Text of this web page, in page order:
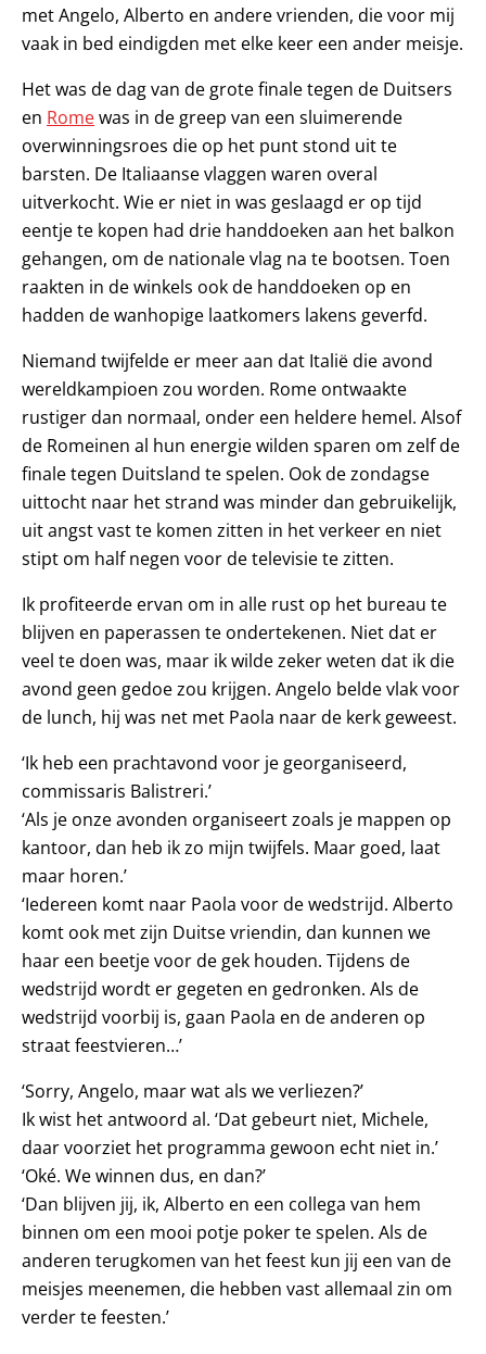
met Angelo, Alberto en andere vrienden, die voor mij
vaak in bed eindigden met elke keer een ander meisje.
Het was de dag van de grote finale tegen de Duitsers
en Romewas in de greep van een sluimerende
overwinningsroes die op het punt stond uit te
barsten. De Italiaanse vlaggen waren overal
uitverkocht. Wie er niet in was geslaagd er op tijd
eentje te kopen had drie handdoeken aan het balkon
gehangen, om de nationale vlag na te bootsen. Toen
raakten in de winkels ook de handdoeken op en
hadden de wanhopige laatkomers lakens geverfd.
Niemand twijfelde er meer aan dat Italië die avond
wereldkampioen zou worden. Rome ontwaakte
rustiger dan normaal, onder een heldere hemel. Alsof
de Romeinen al hun energie wilden sparen om zelf de
finale tegen Duitsland te spelen. Ook de zondagse
uittocht naar het strand was minder dan gebruikelijk,
uit angst vast te komen zitten in het verkeer en niet
stipt om half negen voor de televisie te zitten.
Ik profiteerde ervan om in alle rust op het bureau te
blijven en paperassen te ondertekenen. Niet dat er
veel te doen was, maar ik wilde zeker weten dat ik die
avond geen gedoe zou krijgen. Angelo belde vlak voor
de lunch, hij was net met Paola naar de kerk geweest.
‘Ik heb een prachtavond voor je georganiseerd,
commissaris Balistreri.’
‘Als je onze avonden organiseert zoals je mappen op
kantoor, dan heb ik zo mijn twijfels. Maar goed, laat
maar horen.’
‘Iedereen komt naar Paola voor de wedstrijd. Alberto
komt ook met zijn Duitse vriendin, dan kunnen we
haar een beetje voor de gek houden. Tijdens de
wedstrijd wordt er gegeten en gedronken. Als de
wedstrijd voorbij is, gaan Paola en de anderen op
straat feestvieren…’
‘Sorry, Angelo, maar wat als we verliezen?’
Ik wist het antwoord al. ‘Dat gebeurt niet, Michele,
daar voorziet het programma gewoon echt niet in.’
‘Oké. We winnen dus, en dan?’
‘Dan blijven jij, ik, Alberto en een collega van hem
binnen om een mooi potje poker te spelen. Als de
anderen terugkomen van het feest kun jij een van de
meisjes meenemen, die hebben vast allemaal zin om
verder te feesten.’